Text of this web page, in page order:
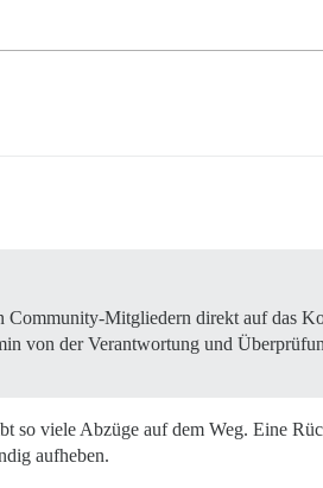
Mitgliedern direkt auf das
von der Verantwortung und
so viele Abzüge auf dem Weg. Eine
aufheben.